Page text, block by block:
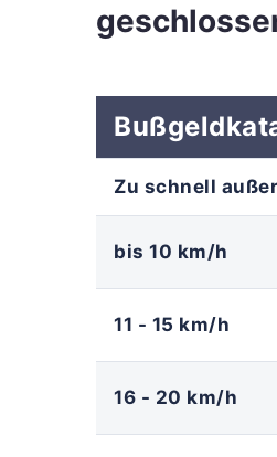
Zu schnell
bis 10 km/h
11 - 15 km/h
16 - 20 km/h